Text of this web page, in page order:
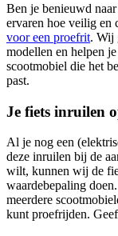
Ben je benieuwd
ervaren hoe veilig en
voor een proefrit. Wij
modellen en helpen
scootmobiel die het
past.
Je fiets inruilen
Al je nog een
deze inruilen bij de
wilt, kunnen wij de
waardebepaling
meerdere
kunt proefrijden.